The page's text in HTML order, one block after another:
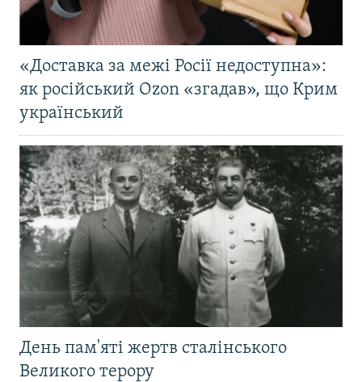
«Доставка за межі Росії недоступна»:
як російський Ozon «згадав», що Крим
український
День пам'яті жертв сталінського
Великого терору